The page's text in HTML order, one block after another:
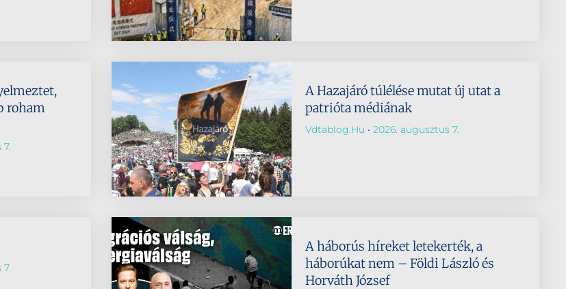
roham
A Hazajáró túlélése mutat új utat a
patrióta médiának
Vdtablog.hu 2026. augusztus 7.
A háborús híreket letekerték, a
háborúkat nem – Földi László és
Horváth József